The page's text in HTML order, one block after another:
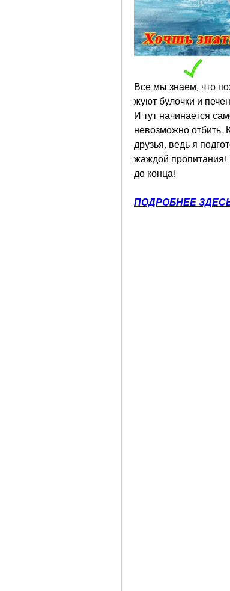
Все мы знаем, что
жуют булочки и
И тут начинается
невозможно отбить.
друзья, ведь я
жаждой пропитания!
до конца!
ПОДРОБНЕЕ